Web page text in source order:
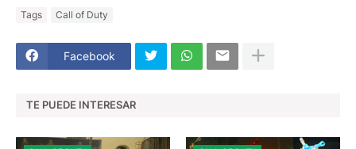
Tags Call of Duty
Facebook
TE PUEDE INTERESAR